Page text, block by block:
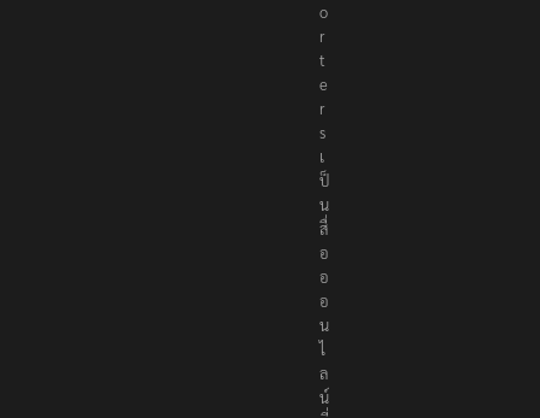
o
r
t
e
r
s
เ
ป็
น
สื่
อ
อ
อ
น
ไ
ล
น์